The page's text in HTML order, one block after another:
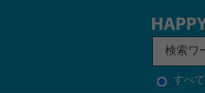
すべて